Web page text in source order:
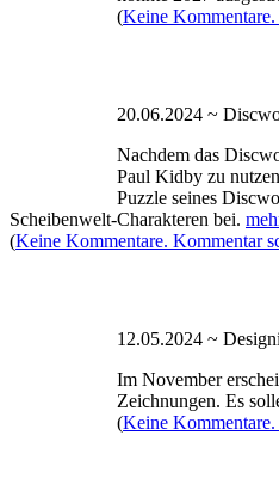
(Keine
20.06.2024 ~
Nachdem das
Paul Kidby zu
Puzzle seines
Scheibenwelt-Charakteren bei.
(Keine Kommentare. Kommentar
12.05.2024 ~
Im November
Zeichnungen. Es
(Keine